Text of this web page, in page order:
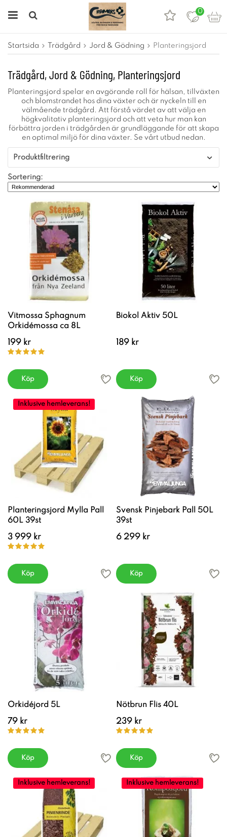
0
Startsida Trädgård Jord & Gödning Planteringsjord
Trädgård, Jord & Gödning, Planteringsjord
Planteringsjord spelar en avgörande roll för hälsan, tillväxten
och blomstrandet hos dina växter och är nyckeln till en
välmående trädgård. Att förstå värdet av att välja en
högkvalitativ planteringsjord och att veta hur man kan
förbättra jorden i trädgården är grundläggande för att skapa
en optimal miljö för dina växter. Se vårt utbud nedan.
Produktfiltrering
Sortering:
Vitmossa Sphagnum
Orkidémossa ca 8L
199 kr
Köp
Biokol Aktiv 50L
189 kr
Köp
Inklusive hemleverans!
Planteringsjord Mylla Pall
60L 39st
3 999 kr
Köp
Svensk Pinjebark Pall 50L
39st
6 299 kr
Köp
Orkidéjord 5L
79 kr
Köp
Nötbrun Flis 40L
239 kr
Köp
Inklusive hemleverans! Inklusive hemleverans!